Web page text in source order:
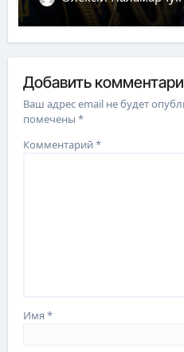
Добавить
Ваш адрес email не будет
помечены*
Комментарий*
Имя*